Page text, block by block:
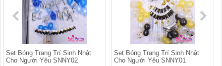
Set Bóng Trang Trí Sinh Nhật
Cho Người Yêu SNNY02
Set Bóng Trang Trí Sinh Nhật
Cho Người Yêu SNNY01